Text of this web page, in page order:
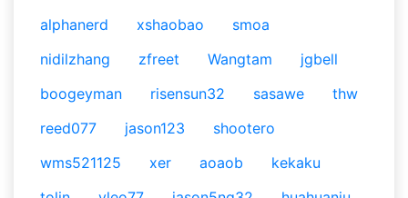
alphanerd
xshaobao
smoa
nidilzhang
zfreet Wangtam
jgbell
boogeyman
risensun32 sasawe
thw
reed077
jason123
shootero
wms521125
xer aoaob
kekaku